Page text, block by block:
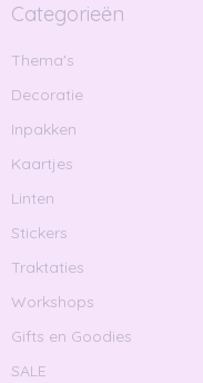
Categorieën
Thema's
Decoratie
Inpakken
Kaartjes
Linten
Stickers
Traktaties
Workshops
Gifts en Goodies
SALE